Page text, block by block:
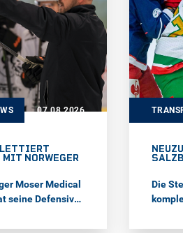
07.08.2026
NORWEGER
Moser Medical
seine Defensive
Julian Bjørgvik-
Die